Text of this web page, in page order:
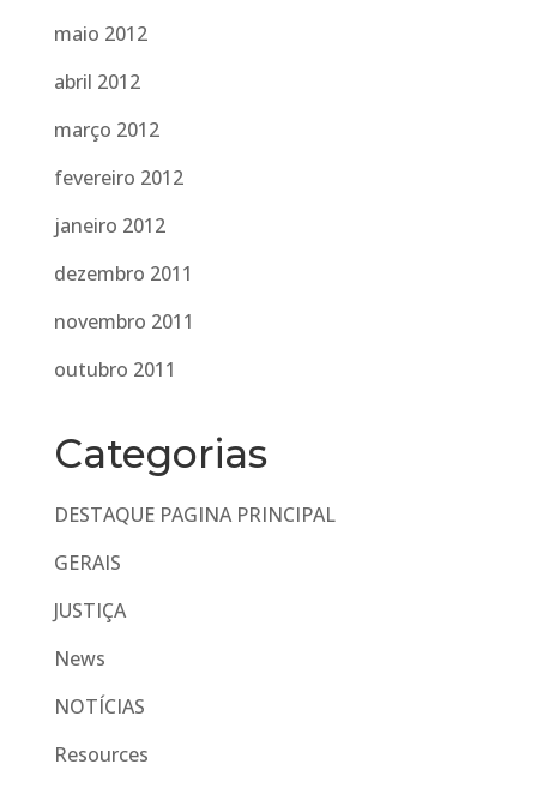
maio 2012
abril 2012
março 2012
fevereiro 2012
janeiro 2012
dezembro 2011
novembro 2011
outubro 2011
Categorias
DESTAQUE PAGINA PRINCIPAL
GERAIS
JUSTIÇA
News
NOTÍCIAS
Resources